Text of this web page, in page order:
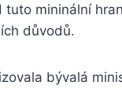
tuto mininální
důvodů.
bývalá